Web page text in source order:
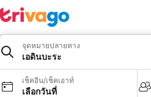
จุดหมายปลายทาง
เอดินบะระ
เช็คอิน/เช็คเอาท์
เลือกวันที่